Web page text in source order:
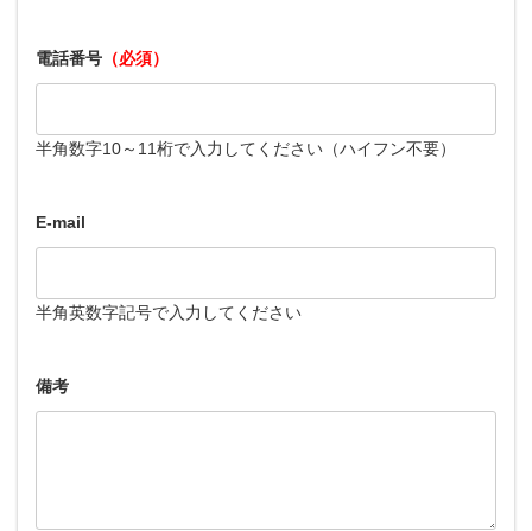
電話番号 （必須）
半角数字10～11桁で入力してください（ハイフン不要）
E-mail
半角英数字記号で入力してください
備考